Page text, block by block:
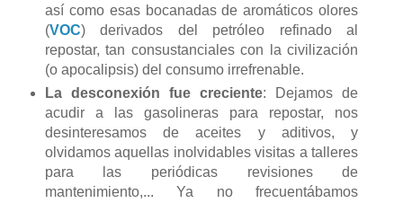
así como esas bocanadas de aromáticos olores
(VOC) derivados del petróleo refinado al
repostar, tan consustanciales con la civilización
(o apocalipsis) del consumo irrefrenable.
La desconexión fue creciente: Dejamos de
acudir a las gasolineras para repostar, nos
desinteresamos de aceites y aditivos, y
olvidamos aquellas inolvidables visitas a talleres
para las periódicas revisiones de
mantenimiento,... Ya no frecuentábamos